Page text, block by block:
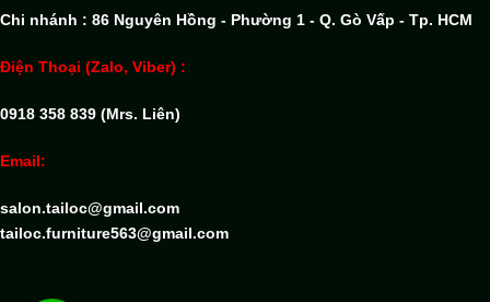
Chi nhánh : 86 Nguyên Hồng - Phường 1 - Q. Gò Vấp - Tp. HCM
Điện Thoại (Zalo, Viber) :
0918 358 839 (Mrs. Liên)
Email:
salon.tailoc@gmail.com
tailoc.furniture563@gmail.com